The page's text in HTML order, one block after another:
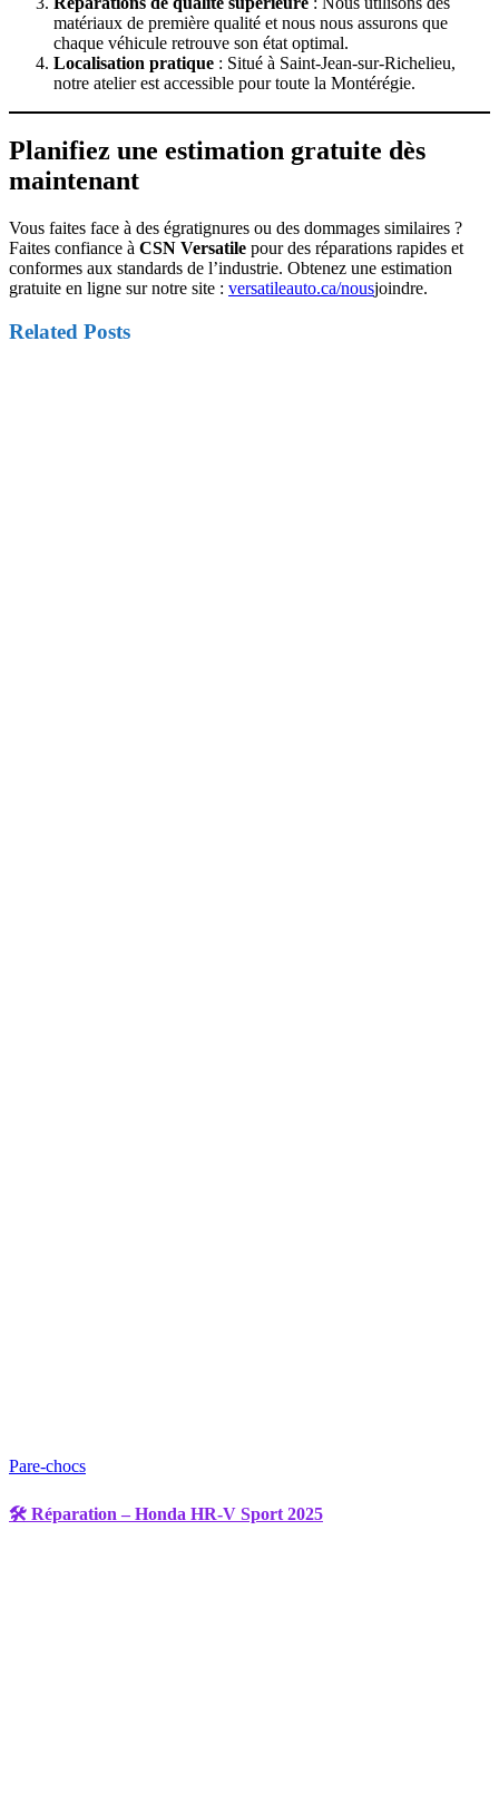
matériaux de première qualité et nous nous assurons que
chaque véhicule retrouve son état optimal.
Localisation pratique : Situé à Saint-Jean-sur-Richelieu,
notre atelier est accessible pour toute la Montérégie.
Planifiez une estimation gratuite dès
maintenant
Vous faites face à des égratignures ou des dommages similaires ?
Faites confiance à CSN Versatile pour des réparations rapides et
conformes aux standards de l’industrie. Obtenez une estimation
gratuite en ligne sur notre site : versatileauto.ca/nousjoindre.
Related Posts
Pare-chocs
🛠️ Réparation – Honda HR-V Sport 2025